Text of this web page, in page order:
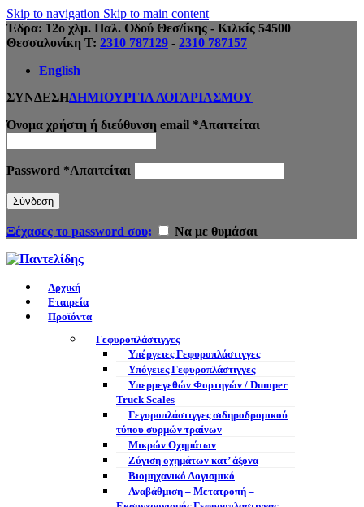
Skip to navigation Skip to main content
Έδρα: 12ο χλμ. Παλ. Οδού Θεσ/ίκης - Κιλκίς 54500
Θεσσαλονίκη Τ: 2310 787129 - 2310 787157
English
ΣΥΝΔΕΣΗΔΗΜΙΟΥΡΓΙΑ ΛΟΓΑΡΙΑΣΜΟΥ
Όνομα χρήστη ή διεύθυνση email *Απαιτείται
Password *Απαιτείται
Σύνδεση
Ξέχασες το password σου; Να με θυμάσαι
Αρχική
Εταιρεία
Προϊόντα
Γεφυροπλάστιγγες
Υπέργειες Γεφυροπλάστιγγες
Υπόγειες Γεφυροπλάστιγγες
Υπερμεγεθών Φορτηγών / Dumper
Truck Scales
Γεγυροπλάστιγγες σιδηροδρομικού
τύπου συρμών τραίνων
Μικρών Οχημάτων
Ζύγιση οχημάτων κατ’ άξονα
Βιομηχανικό Λογισμικό
Αναβάθμιση – Μετατροπή –